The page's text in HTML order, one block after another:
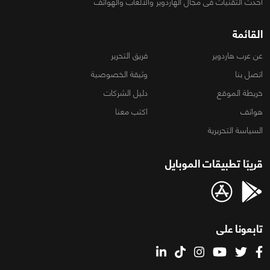
القائمة
عن عرب هاردوير
فريق التحرير
اتصل بنا
وثيقة الخصوصية
خريطة الموقع
دليل الشركات
هواتف
اكتب معنا
السياسة التحريرية
قريبًا تطبيقات الموبايل
تابعونا على